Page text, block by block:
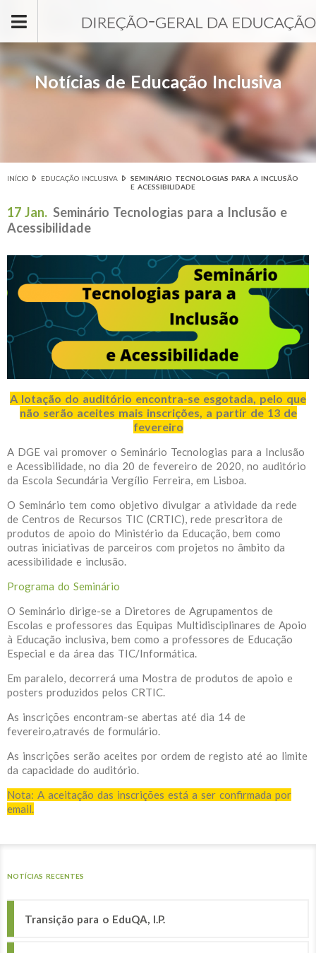
Notícias de Educação Inclusiva
Está aqui
INÍCIO EDUCAÇÃO INCLUSIVA
SEMINÁRIO TECNOLOGIAS PARA A INCLUSÃO
E ACESSIBILIDADE
17 Jan. Seminário Tecnologias para a Inclusão e
Acessibilidade
A lotação do auditório encontra-se esgotada, pelo que
não serão aceites mais inscrições, a partir de 13 de
fevereiro
A DGE vai promover o Seminário Tecnologias para a Inclusão
e Acessibilidade, no dia 20 de fevereiro de 2020, no auditório
da Escola Secundária Vergílio Ferreira, em Lisboa.
O Seminário tem como objetivo divulgar a atividade da rede
de Centros de Recursos TIC (CRTIC), rede prescritora de
produtos de apoio do Ministério da Educação, bem como
outras iniciativas de parceiros com projetos no âmbito da
acessibilidade e inclusão.
Programa do Seminário
O Seminário dirige-se a Diretores de Agrupamentos de
Escolas e professores das Equipas Multidisciplinares de Apoio
à Educação inclusiva, bem como a professores de Educação
Especial e da área das TIC/Informática.
Em paralelo, decorrerá uma Mostra de produtos de apoio e
posters produzidos pelos CRTIC.
As inscrições encontram-se abertas até dia 14 de
fevereiro,através de formulário.
As inscrições serão aceites por ordem de registo até ao limite
da capacidade do auditório.
Nota: A aceitação das inscrições está a ser confirmada por
email.
NOTÍCIAS RECENTES
Transição para o EduQA, I.P.